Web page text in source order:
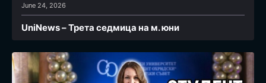
June 24, 2026
UniNews – Трета седмица на м. юни